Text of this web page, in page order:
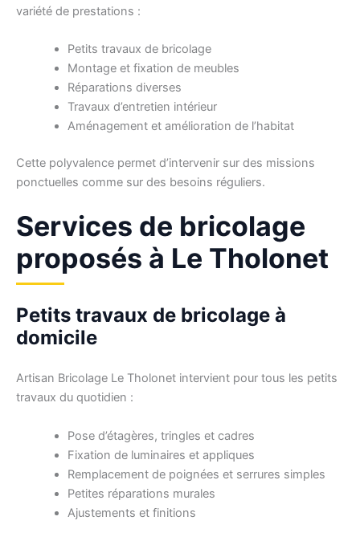
variété de prestations :
Petits travaux de bricolage
Montage et fixation de meubles
Réparations diverses
Travaux d’entretien intérieur
Aménagement et amélioration de l’habitat
Cette polyvalence permet d’intervenir sur des missions
ponctuelles comme sur des besoins réguliers.
Services de bricolage
proposés à Le Tholonet
Petits travaux de bricolage à
domicile
Artisan Bricolage Le Tholonet intervient pour tous les petits
travaux du quotidien :
Pose d’étagères, tringles et cadres
Fixation de luminaires et appliques
Remplacement de poignées et serrures simples
Petites réparations murales
Ajustements et finitions